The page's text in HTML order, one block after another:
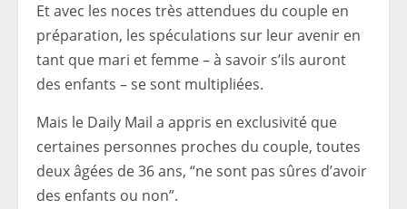
Et avec les noces très attendues du couple en
préparation, les spéculations sur leur avenir en
tant que mari et femme – à savoir s’ils auront
des enfants – se sont multipliées.
Mais le Daily Mail a appris en exclusivité que
certaines personnes proches du couple, toutes
deux âgées de 36 ans, “ne sont pas sûres d’avoir
des enfants ou non”.